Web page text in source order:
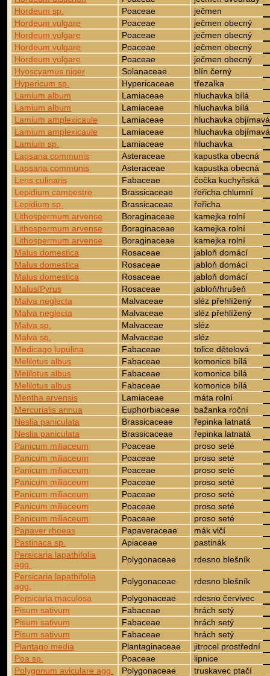
Hordeum sp.
Poaceae
ječmen
Hordeum vulgare
Poaceae
ječmen obecný
Hordeum vulgare
Poaceae
ječmen obecný
Hordeum vulgare
Poaceae
ječmen obecný
Hordeum vulgare
Poaceae
ječmen obecný
Hyoscyamus niger
Solanaceae
blín černý
Hypericum sp.
Hypericaceae
třezalka
Lamium album
Lamiaceae
hluchavka bílá
Lamium album
Lamiaceae
hluchavka bílá
Lamium amplexicaule
Lamiaceae
hluchavka objímavá
Lamium amplexicaule
Lamiaceae
hluchavka objímavá
Lamium sp.
Lamiaceae
hluchavka
Lapsana communis
Asteraceae
kapustka obecná
Lapsana communis
Asteraceae
kapustka obecná
Lens culinaris
Fabaceae
čočka kuchyňská
Lepidium campestre
Brassicaceae
řeřicha chlumní
Lepidium sp.
Brassicaceae
řeřicha
Lithospermum arvense
Boraginaceae
kamejka rolní
Lithospermum arvense
Boraginaceae
kamejka rolní
Lithospermum arvense
Boraginaceae
kamejka rolní
Malus domestica
Rosaceae
jabloň domácí
Malus domestica
Rosaceae
jabloň domácí
Malus domestica
Rosaceae
jabloň domácí
Malus/Pyrus
Rosaceae
jabloň/hrušeň
Malva neglecta
Malvaceae
sléz přehlížený
Malva neglecta
Malvaceae
sléz přehlížený
Malva sp.
Malvaceae
sléz
Malva sp.
Malvaceae
sléz
Medicago lupulina
Fabaceae
tolice dětelová
Melilotus albus
Fabaceae
komonice bílá
Melilotus albus
Fabaceae
komonice bílá
Melilotus albus
Fabaceae
komonice bílá
Mentha arvensis
Lamiaceae
máta rolní
Mercurialis annua
Euphorbiaceae
bažanka roční
Neslia paniculata
Brassicaceae
řepinka latnatá
Neslia paniculata
Brassicaceae
řepinka latnatá
Panicum miliaceum
Poaceae
proso seté
Panicum miliaceum
Poaceae
proso seté
Panicum miliaceum
Poaceae
proso seté
Panicum miliaceum
Poaceae
proso seté
Panicum miliaceum
Poaceae
proso seté
Panicum miliaceum
Poaceae
proso seté
Panicum miliaceum
Poaceae
proso seté
Papaver rhoeas
Papaveraceae
mák vlčí
Pastinaca sp.
Apiaceae
pastinák
Persicaria lapathifolia
agg.
Polygonaceae
rdesno blešník
Persicaria lapathifolia
agg.
Polygonaceae
rdesno blešník
Persicaria maculosa
Polygonaceae
rdesno červivec
Pisum sativum
Fabaceae
hrách setý
Pisum sativum
Fabaceae
hrách setý
Pisum sativum
Fabaceae
hrách setý
Plantago media
Plantaginaceae
jitrocel prostřední
Poa sp.
Poaceae
lipnice
Polygonum aviculare agg.
Polygonaceae
truskavec ptačí